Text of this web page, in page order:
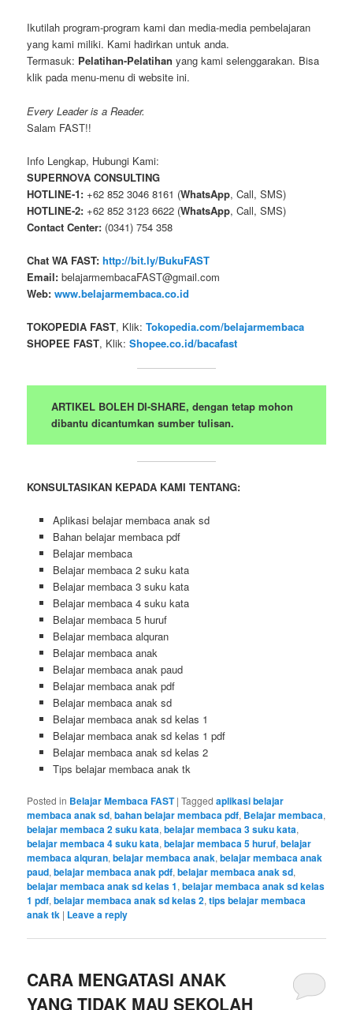
Ikutilah program-program kami dan media-media pembelajaran
yang kami miliki. Kami hadirkan untuk anda.
Termasuk: Pelatihan-Pelatihan yang kami selenggarakan. Bisa
klik pada menu-menu di website ini.
Every Leader is a Reader.
Salam FAST!!
Info Lengkap, Hubungi Kami:
SUPERNOVA CONSULTING
HOTLINE-1: +62 852 3046 8161 (WhatsApp, Call, SMS)
HOTLINE-2: +62 852 3123 6622 (WhatsApp, Call, SMS)
Contact Center: (0341) 754 358
Chat WA FAST: http://bit.ly/BukuFAST
Email: belajarmembacaFAST@gmail.com
Web: www.belajarmembaca.co.id
TOKOPEDIA FAST, Klik:Tokopedia.com/belajarmembaca
SHOPEE FAST, Klik:Shopee.co.id/bacafast
ARTIKEL BOLEH DI-SHARE, dengan tetap mohon
dibantu dicantumkan sumber tulisan.
KONSULTASIKAN KEPADA KAMI TENTANG:
Aplikasi belajar membaca anak sd
Bahan belajar membaca pdf
Belajar membaca
Belajar membaca 2 suku kata
Belajar membaca 3 suku kata
Belajar membaca 4 suku kata
Belajar membaca 5 huruf
Belajar membaca alquran
Belajar membaca anak
Belajar membaca anak paud
Belajar membaca anak pdf
Belajar membaca anak sd
Belajar membaca anak sd kelas 1
Belajar membaca anak sd kelas 1 pdf
Belajar membaca anak sd kelas 2
Tips belajar membaca anak tk
Posted in Belajar Membaca FAST |Tagged aplikasi belajar
membaca anak sd,bahan belajar membaca pdf, Belajar membaca,
belajar membaca 2 suku kata,belajar membaca 3 suku kata,
belajar membaca 4 suku kata,belajar membaca 5 huruf,belajar
membaca alquran,belajar membaca anak,belajar membaca anak
paud,belajar membaca anak pdf,belajar membaca anak sd,
belajar membaca anak sd kelas 1,belajar membaca anak sd kelas
1 pdf,belajar membaca anak sd kelas 2,tips belajar membaca
anak tk | Leave a reply
CARA MENGATASI ANAK
YANG TIDAK MAU SEKOLAH